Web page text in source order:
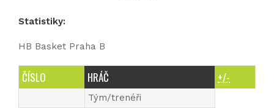
Statistiky:
HB Basket Praha B
ČÍSLO HRÁČ +/-
Tým/trenéři